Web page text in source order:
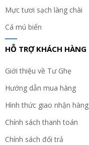
Mực tươi sạch làng chài
Cá mú biển
HỖ TRỢ KHÁCH HÀNG
Giới thiệu về Tư Ghẹ
Hướng dẫn mua hàng
Hình thức giao nhận hàng
Chính sách thanh toán
Chính sách đổi trả